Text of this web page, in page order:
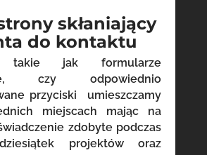
skłaniający
do kontaktu
takie jak formularze
czy odpowiednio
przyciski umieszczamy
miejscach mając na
zdobyte podczas
projektów oraz